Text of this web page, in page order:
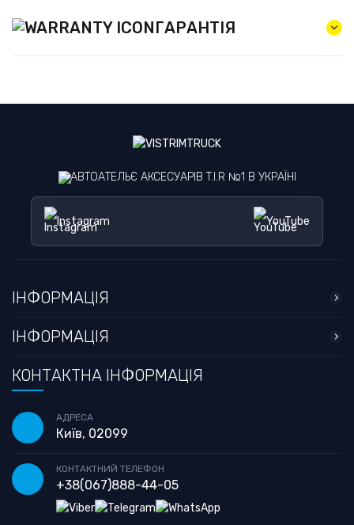
ГАРАНТІЯ
АВТОАТЕЛЬЄ АКСЕСУАРІВ T.I.R №1 В УКРАЇНІ
Instagram YouTube
ІНФОРМАЦІЯ
ІНФОРМАЦІЯ
КОНТАКТНА ІНФОРМАЦІЯ
АДРЕСА
Київ, 02099
КОНТАКТНИЙ ТЕЛЕФОН
+38(067)888-44-05